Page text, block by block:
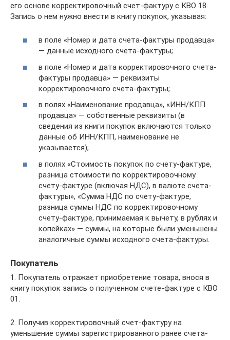
его основе корректировочный счет-фактуру с КВО 18.
Запись о нем нужно внести в книгу покупок, указывая:
в поле «Номер и дата счета-фактуры продавца»
— данные исходного счета-фактуры;
в поле «Номер и дата корректировочного счета-
фактуры продавца» — реквизиты
корректировочного счета-фактуры;
в полях «Наименование продавца», «ИНН/КПП
продавца» — собственные реквизиты (в
сведения из книги покупок включаются только
данные об ИНН/КПП, наименование не
указывается);
в полях «Стоимость покупок по счету-фактуре,
разница стоимости по корректировочному
счету-фактуре (включая НДС), в валюте счета-
фактуры», «Сумма НДС по счету-фактуре,
разница суммы НДС по корректировочному
счету-фактуре, принимаемая к вычету, в рублях и
копейках» — суммы, на которые были уменьшены
аналогичные суммы исходного счета-фактуры.
Покупатель
1. Покупатель отражает приобретение товара, внося в
книгу покупок запись о полученном счете-фактуре с КВО
01.
2. Получив корректировочный счет-фактуру на
уменьшение суммы зарегистрированного ранее счета-